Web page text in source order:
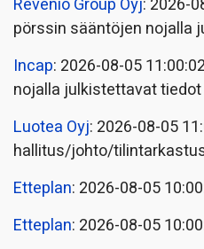
Revenio Group Oyj: 2026-
pörssin sääntöjen nojalla
Incap: 2026-08-05
nojalla julkistettavat tiedot
Luotea Oyj: 2026-08-05
hallitus/johto/
Etteplan: 2026-08-05
Etteplan: 2026-08-05